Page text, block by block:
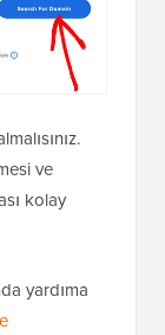
ve
kolay
yardıma